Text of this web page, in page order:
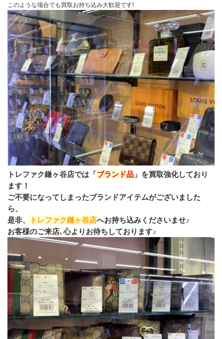
このような場合でも買取お持ち込み大歓迎です!
トレファク鎌ヶ谷店では「 ブランド品 」を買取強化しており
ます！
ご不要になってしまったブランドアイテムがございました
ら、
是非、
トレファク鎌ヶ谷店へお持ち込みくださいませ♪
お客様のご来店､心よりお待ちしております♪